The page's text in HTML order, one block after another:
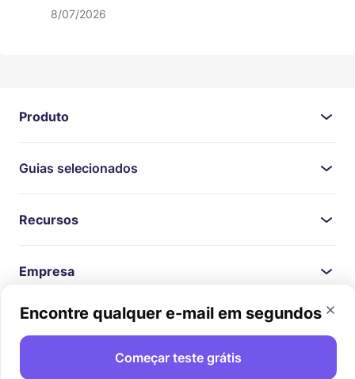
8/07/2026
Encontre qualquer e-mail em segundos
Começar teste grátis
Produto
Guias selecionados
Recursos
Empresa
Jurídico